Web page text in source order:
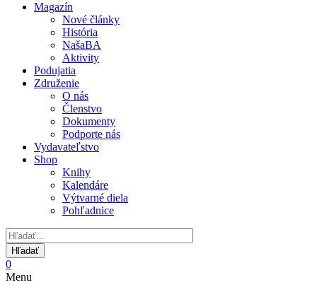
Magazín
Nové články
História
NašaBA
Aktivity
Podujatia
Združenie
O nás
Členstvo
Dokumenty
Podporte nás
Vydavateľstvo
Shop
Knihy
Kalendáre
Výtvarné diela
Pohľadnice
0
Menu